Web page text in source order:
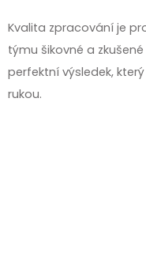
Kvalita zpracování je
týmu šikovné a
perfektní výsledek,
rukou.